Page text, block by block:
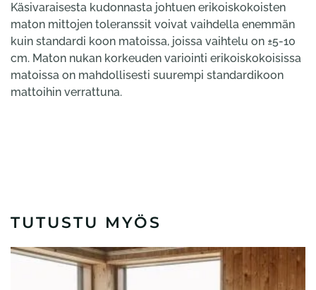
Käsivaraisesta kudonnasta johtuen erikoiskokoisten
maton mittojen toleranssit voivat vaihdella enemmän
kuin standardi koon matoissa, joissa vaihtelu on ±5-10
cm. Maton nukan korkeuden variointi erikoiskokoisissa
matoissa on mahdollisesti suurempi standardikoon
mattoihin verrattuna.
TUTUSTU MYÖS